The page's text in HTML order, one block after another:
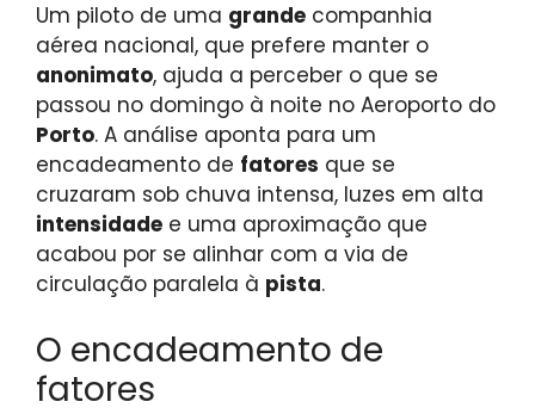
Um piloto de uma grande companhia
aérea nacional, que prefere manter o
anonimato, ajuda a perceber o que se
passou no domingo à noite no Aeroporto do
Porto. A análise aponta para um
encadeamento de fatores que se
cruzaram sob chuva intensa, luzes em alta
intensidade e uma aproximação que
acabou por se alinhar com a via de
circulação paralela à pista.
O encadeamento de
fatores